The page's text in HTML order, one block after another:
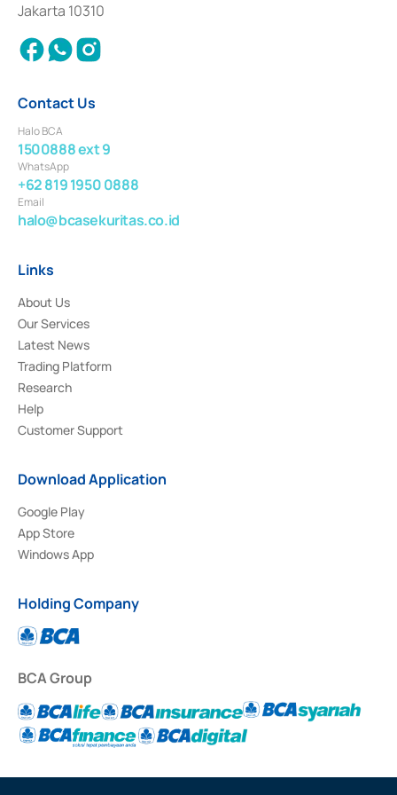
2018.
Jakarta 10310
Contact Us
Halo BCA
1500888 ext 9
WhatsApp
+62 819 1950 0888
Email
halo@bcasekuritas.co.id
Links
About Us
Our Services
Latest News
Trading Platform
Research
Help
Customer Support
Download Application
Google Play
App Store
Windows App
Holding Company
BCA Group